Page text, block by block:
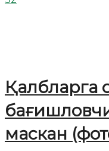
Қалбларга
маскан